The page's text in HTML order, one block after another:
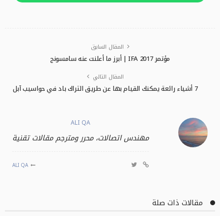
المقال السابق
مؤتمر IFA 2017 | أبرز ما أعلنت عنه سامسونج
المقال التالي
7 أشياء رائعة يمكنك القيام بها عن طريق التراك باد في حواسيب آبل
ALI QA
مهندس اتصالات، محرر ومترجم مقالات تقنية
ALI QA
مقالات ذات صلة